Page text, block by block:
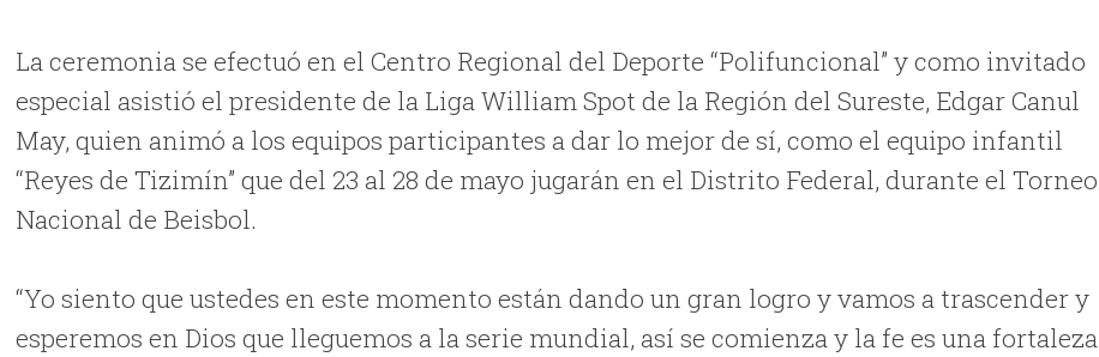
La ceremonia se efectuó en el Centro Regional del Deporte “Polifuncional” y como invitado
especial asistió el presidente de la Liga William Spot de la Región del Sureste, Edgar Canul
May, quien animó a los equipos participantes a dar lo mejor de sí, como el equipo infantil
“Reyes de Tizimín” que del 23 al 28 de mayo jugarán en el Distrito Federal, durante el Torneo
Nacional de Beisbol.
“Yo siento que ustedes en este momento están dando un gran logro y vamos a trascender y
esperemos en Dios que lleguemos a la serie mundial, así se comienza y la fe es una fortaleza